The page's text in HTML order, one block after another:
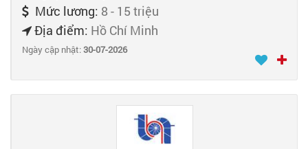
Mức lương: 8 - 15 triệu
Địa điểm: Hồ Chí Minh
Ngày cập nhật:30-07-2026